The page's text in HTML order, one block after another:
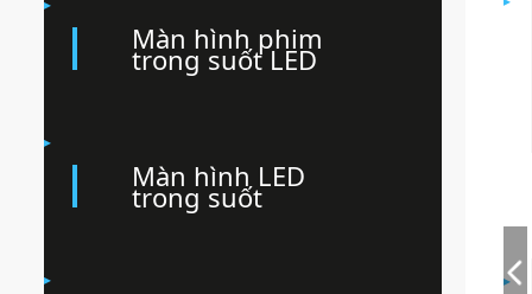
Màn hình phim
trong suốt LED
Màn hình LED
trong suốt